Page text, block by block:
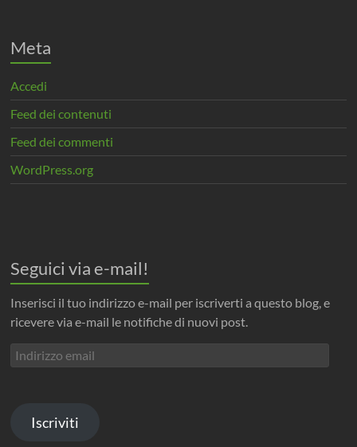
Meta
Accedi
Feed dei contenuti
Feed dei commenti
WordPress.org
Seguici via e-mail!
Inserisci il tuo indirizzo e-mail per iscriverti a questo blog, e
ricevere via e-mail le notifiche di nuovi post.
Indirizzo
email
Iscriviti